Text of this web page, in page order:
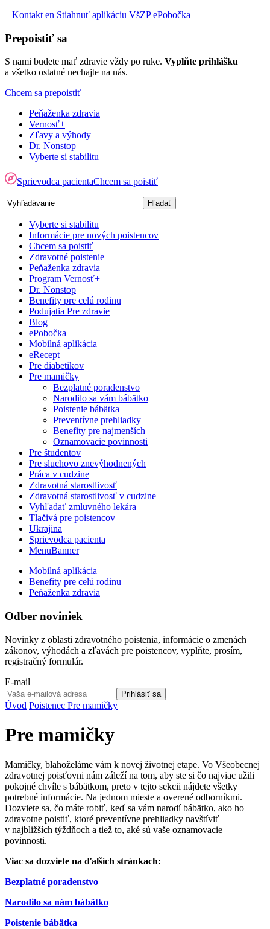
Kontakt en Stiahnuť aplikáciu VšZP ePobočka
Prepoistiť sa
S nami budete mať zdravie vždy po ruke. Vyplňte prihlášku
a všetko ostatné nechajte na nás.
Chcem sa prepoistiť
Peňaženka zdravia
Vernosť+
Zľavy a výhody
Dr. Nonstop
Vyberte si stabilitu
Sprievodca pacientaChcem sa poistiť
Vyberte si stabilitu
Informácie pre nových poistencov
Chcem sa poistiť
Zdravotné poistenie
Peňaženka zdravia
Program Vernosť+
Dr. Nonstop
Benefity pre celú rodinu
Podujatia Pre zdravie
Blog
ePobočka
Mobilná aplikácia
eRecept
Pre diabetikov
Pre mamičky
Bezplatné poradenstvo
Narodilo sa vám bábätko
Poistenie bábätka
Preventívne prehliadky
Benefity pre najmenších
Oznamovacie povinnosti
Pre študentov
Pre sluchovo znevýhodnených
Práca v cudzine
Zdravotná starostlivosť
Zdravotná starostlivosť v cudzine
Vyhľadať zmluvného lekára
Tlačivá pre poistencov
Ukrajina
Sprievodca pacienta
MenuBanner
Mobilná aplikácia
Benefity pre celú rodinu
Peňaženka zdravia
Odber noviniek
Novinky z oblasti zdravotného poistenia, informácie o zmenách
zákonov, výhodách a zľavách pre poistencov, vyplňte, prosím,
registračný formulár.
E-mail
Prihlásiť sa
Úvod Poistenec Pre mamičky
Pre mamičky
Mamičky, blahoželáme vám k novej životnej etape. Vo Všeobecnej
zdravotnej poisťovni nám záleží na tom, aby ste si čo najviac užili
pokojné chvíle s bábätkom, preto v tejto sekcii nájdete všetky
potrebné informácie. Na jednom mieste a overené odborníkmi.
Dozviete sa, čo máte robiť, keď sa vám narodí bábätko, ako ho
zdravotne poistiť, ktoré preventívne prehliadky navštíviť
v najbližších týždňoch a tiež to, aké sú vaše oznamovacie
povinnosti.
Viac sa dozviete na ďalších stránkach:
Bezplatné poradenstvo
Narodilo sa nám bábätko
Poistenie bábätka